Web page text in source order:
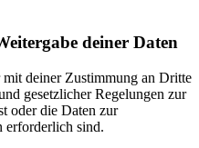
deiner Daten
deiner Zustimmung an Dritte
gesetzlicher Regelungen zur
oder die Daten zur
erforderlich sind.